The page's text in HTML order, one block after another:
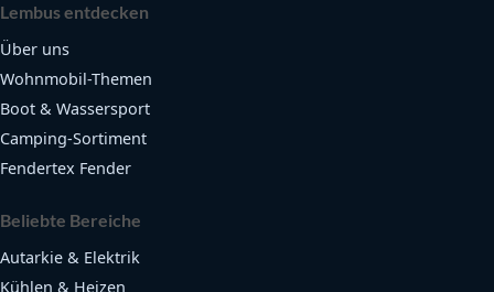
Lembus entdecken
Über uns
Wohnmobil-Themen
Boot & Wassersport
Camping-Sortiment
Fendertex Fender
Beliebte Bereiche
Autarkie & Elektrik
Kühlen & Heizen